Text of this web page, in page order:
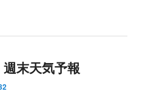
末天気予報